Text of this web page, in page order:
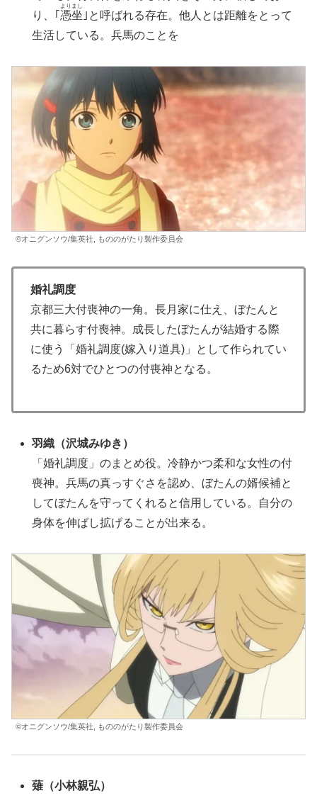
り、｢ 憑坐
よりまし
｣と呼ばれる存在。他人とは距離をとって
生活している。兵馬のことを
©オニグンソウ/集英社, もののがたり製作委員会
婚礼調度
京都三大付喪神の一角。長月家に仕え、ぼたんと
共に暮らす付喪神。成長したぼたんが結婚する際
に使う「婚礼調度(嫁入り道具)」として作られてい
るため6対でひとつの付喪神となる。
羽織 （沢城みゆき）
「婚礼調度」のまとめ役。冷静かつ柔和な女性の付
喪神。兵馬の真っすぐさを認め、ぼたんの婿候補と
してぼたんを守ってくれると信用している。自分の
身体を伸ばし拡げることが出来る。
©オニグンソウ/集英社, もののがたり製作委員会
薙（小林親弘）